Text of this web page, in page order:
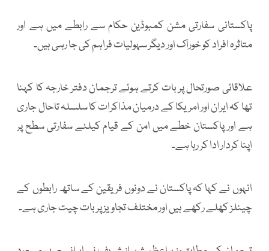
پاکستانی سفارتی مشن کمبوڈین حکام سے رابطے میں ہے اور
متاثرہ افراد کو خوراک اور دیگر سہولیات فراہم کی جا رہی ہیں۔
علاقائی صورتحال پر بات کرتے ہوئے ترجمان دفتر خارجہ کا کہنا
تھا کہ ایران اور امریکا کے درمیان مذاکرات کا سلسلہ تاحال جاری
ہے اور پاکستان خطے میں امن کے قیام کیلئے سفارتی سطح پر
اپنا کردار ادا کر رہا ہے۔
انہوں نے کہا کہ پاکستان نے دونوں فریقین کے ساتھ رابطوں کے
چینلز کھلے رکھے ہیں اور مختلف تجاویز پر بات چیت جاری ہے۔